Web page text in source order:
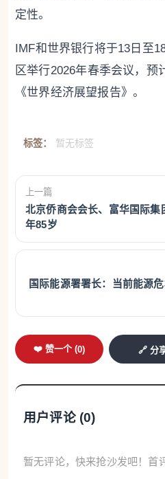
定性。
IMF和世界银行将于13日至
区举行2026年春季会议，预
《世界经济展望报告》。
标签： 暂无标签
上一篇
北京侨商会会长、富华国际
年85岁
国际能源署署长：当前能源
❤️ 赞一个 (0) 🔗 分
用户评论 (0)
暂无评论，快来抢沙发吧！首